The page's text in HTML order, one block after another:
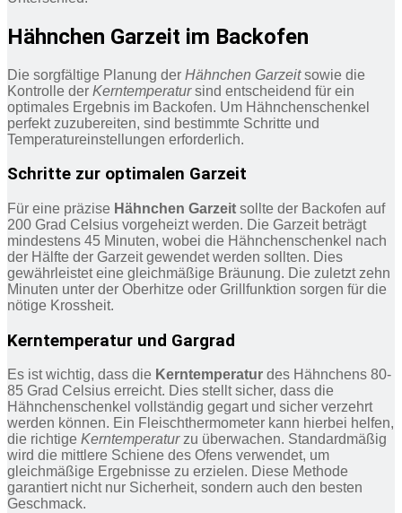
Hähnchen Garzeit im Backofen
Die sorgfältige Planung der Hähnchen Garzeitsowie die
Kontrolle der Kerntemperatursind entscheidend für ein
optimales Ergebnis im Backofen. Um Hähnchenschenkel
perfekt zuzubereiten, sind bestimmte Schritte und
Temperatureinstellungen erforderlich.
Schritte zur optimalen Garzeit
Für eine präzise Hähnchen Garzeit sollte der Backofen auf
200 Grad Celsius vorgeheizt werden. Die Garzeit beträgt
mindestens 45 Minuten, wobei die Hähnchenschenkel nach
der Hälfte der Garzeit gewendet werden sollten. Dies
gewährleistet eine gleichmäßige Bräunung. Die zuletzt zehn
Minuten unter der Oberhitze oder Grillfunktion sorgen für die
nötige Krossheit.
Kerntemperatur und Gargrad
Es ist wichtig, dass die Kerntemperatur des Hähnchens 80-
85 Grad Celsius erreicht. Dies stellt sicher, dass die
Hähnchenschenkel vollständig gegart und sicher verzehrt
werden können. Ein Fleischthermometer kann hierbei helfen,
die richtige Kerntemperaturzu überwachen. Standardmäßig
wird die mittlere Schiene des Ofens verwendet, um
gleichmäßige Ergebnisse zu erzielen. Diese Methode
garantiert nicht nur Sicherheit, sondern auch den besten
Geschmack.